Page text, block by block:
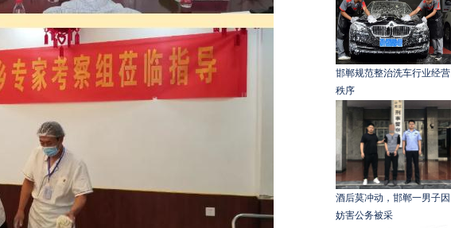
邯郸规范整治洗车行业经营
秩序
酒后莫冲动，邯郸一男子因
妨害公务被采